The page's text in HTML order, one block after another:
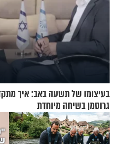
בעיצומו של תשעה באב: איך
גרוסמן בשיחה מיוחדת